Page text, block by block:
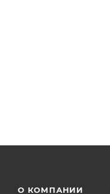
О КОМПАНИИ